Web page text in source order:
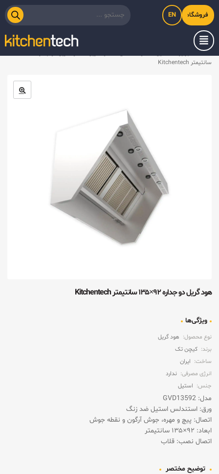
فروشگاه اینترنتی کیت‌لاین
EN
خانه
سانتیمتر Kitchentech
هود گریل دو جداره ۹۲×۱۳۵ سانتیمتر Kitchentech
ویژگی‌ها
نوع محصول: هود گریل
برند: کیچن تک
ساخت: ایران
انرژی مصرفی: ندارد
جنس: استیل
مدل: GVD13592
ورق: استندلس استیل ضد زنگ
اتصال: پیچ و مهره، جوش آرگون و نقطه جوش
ابعاد: ۹۲×۱۳۵ سانتیمتر
اتصال نصب: قلاب
توضیح مختصر